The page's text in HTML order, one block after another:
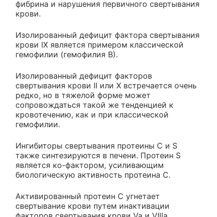
фибрина и нарушения первичного свертывания
крови.
Изолированный дефицит фактора свертывания
крови IX является примером классической
гемофилии (гемофилия В).
Изолированный дефицит факторов
свертывания крови II или X встречается очень
редко, но в тяжелой форме может
сопровождаться такой же тенденцией к
кровотечению, как и при классической
гемофилии.
Ингибиторы свертывания протеины С и S
также синтезируются в печени. Протеин S
является ко-фактором, усиливающим
биологическую активность протеина С.
Активированный протеин С угнетает
свертывание крови путем инактивации